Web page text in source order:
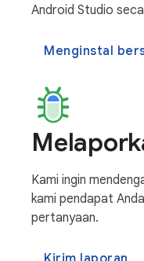
Android Studio
Menginstal
Kami ingin
kami pendapat
pertanyaan.